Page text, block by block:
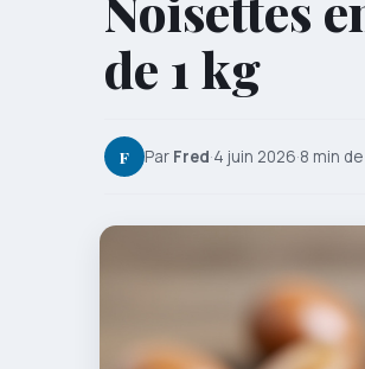
de 1 kg
F Par Fred·4 juin 2026·8 min